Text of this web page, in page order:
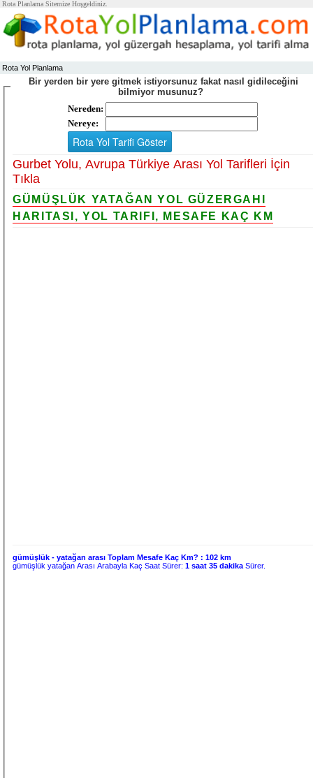
Rota Planlama Sitemize Hoşgeldiniz.
Rota Yol Planlama
Bir yerden bir yere gitmek istiyorsunuz fakat nasıl gidileceğini
bilmiyor musunuz?
Nereden:
Nereye:
Gurbet Yolu, Avrupa Türkiye Arası Yol Tarifleri İçin
Tıkla
GÜMÜŞLÜK YATAĞAN YOL GÜZERGAHI
HARITASI, YOL TARIFI, MESAFE KAÇ KM
gümüşlük - yatağan arası Toplam Mesafe Kaç Km? :102 km
gümüşlük yatağan Arası Arabayla Kaç Saat Sürer:1 saat 35 dakika Sürer.